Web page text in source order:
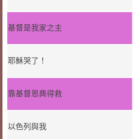
基督是我家之主
耶穌哭了！
靠基督恩典得救
以色列與我